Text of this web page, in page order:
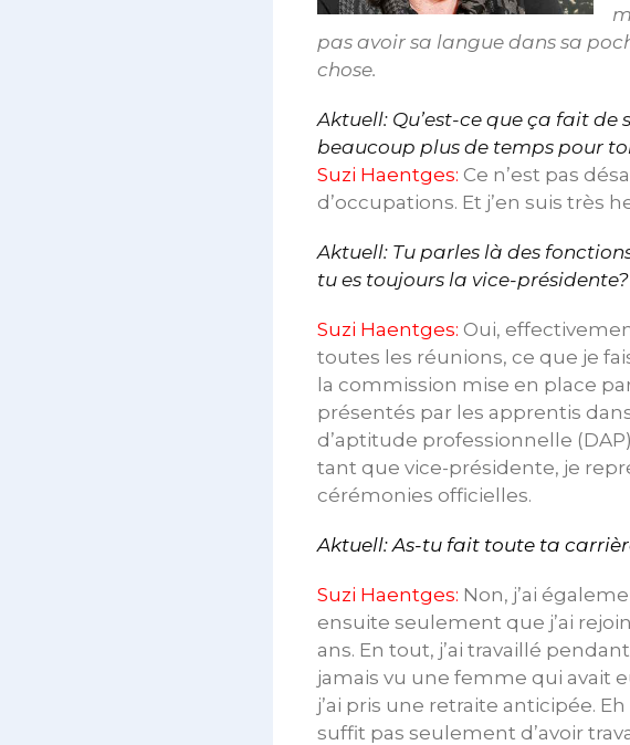
pas avoir sa langue dans sa
chose.
Aktuell: Qu’est-ce que ça fait
beaucoup plus de temps pour
Suzi Haentges: Ce n’est pas
d’occupations. Et j’en suis très
Aktuell: Tu parles là des
tu es toujours la vice-présidente?
Suzi Haentges: Oui,
toutes les réunions, ce que je
la commission mise en place
présentés par les apprentis
d’aptitude professionnelle
tant que vice-présidente, je
cérémonies officielles.
Aktuell: As-tu fait toute ta
Suzi Haentges: Non, j’ai
ensuite seulement que j’ai
ans. En tout, j’ai travaillé
jamais vu une femme qui avait
j’ai pris une retraite anticipée.
suffit pas seulement d’avoir